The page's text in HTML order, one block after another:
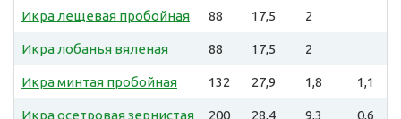
Икра лещевая пробойная 88 17,5 2
Икра лобанья вяленая 88 17,5 2
Икра минтая пробойная 132 27,9 1,8 1,1
Икра осетровая зернистая 200 28,4 9,3 0,6